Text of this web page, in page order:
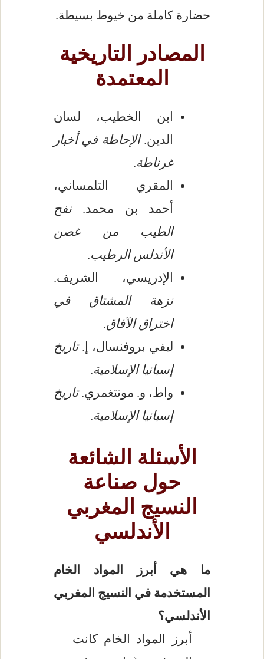
حضارة كاملة من خيوط بسيطة.
المصادر التاريخية
المعتمدة
ابن الخطيب، لسان
الدين.الإحاطة في أخبار
غرناطة.
المقري التلمساني،
أحمد بن محمد. نفح
الطيب من غصن
الأندلس الرطيب.
الإدريسي، الشريف.
نزهة المشتاق في
اختراق الآفاق.
ليفي بروفنسال، إ.
تاريخ
إسبانيا الإسلامية.
واط، و. مونتغمري.تاريخ
إسبانيا الإسلامية.
الأسئلة الشائعة
حول صناعة
النسيج المغربي
الأندلسي
ما هي أبرز المواد الخام
المستخدمة في النسيج المغربي
الأندلسي؟
أبرز المواد الخام كانت